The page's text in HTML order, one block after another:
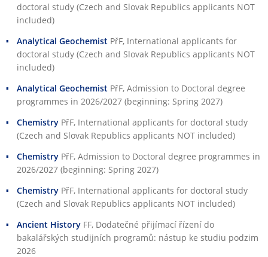
doctoral study (Czech and Slovak Republics applicants NOT
included)
Analytical Geochemist PřF, International applicants for
doctoral study (Czech and Slovak Republics applicants NOT
included)
Analytical Geochemist PřF, Admission to Doctoral degree
programmes in 2026/2027 (beginning: Spring 2027)
Chemistry PřF, International applicants for doctoral study
(Czech and Slovak Republics applicants NOT included)
Chemistry PřF, Admission to Doctoral degree programmes in
2026/2027 (beginning: Spring 2027)
Chemistry PřF, International applicants for doctoral study
(Czech and Slovak Republics applicants NOT included)
Ancient History FF, Dodatečné přijímací řízení do
bakalářských studijních programů: nástup ke studiu podzim
2026